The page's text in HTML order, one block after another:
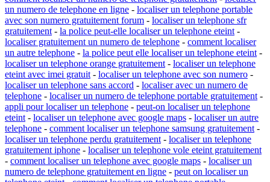
un numero de telephone en ligne - localiser un telephone portable
avec son numero gratuitement forum - localiser un telephone sfr
gratuitement - la police peut-elle localiser un telephone eteint -
localiser gratuitement un numero de telephone - comment localiser
un autre telephone - la police peut elle localiser un telephone eteint -
localiser un telephone orange gratuitement - localiser un telephone
eteint avec imei gratuit - localiser un telephone avec son numero -
localiser un telephone sans accord - localiser avec un numero de
telephone - localiser un numero de telephone portable gratuitement -
appli pour localiser un telephone - peut-on localiser un telephone
eteint - localiser un telephone avec google maps - localiser un autre
telephone - comment localiser un telephone samsung gratuitement -
localiser un telephone perdu gratuitement - localiser un telephone
gratuitement iphone - localiser un telephone vole eteint gratuitement
- comment localiser un telephone avec google maps - localiser un
numero de telephone gratuitement en ligne - peut on localiser un